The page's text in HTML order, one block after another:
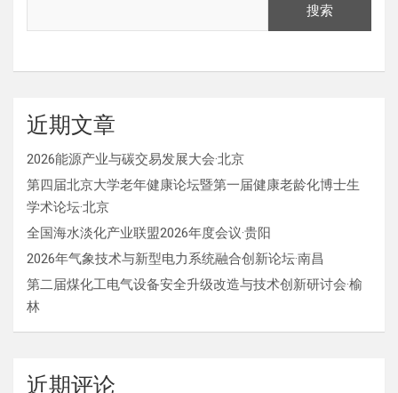
搜索
近期文章
2026能源产业与碳交易发展大会·北京
第四届北京大学老年健康论坛暨第一届健康老龄化博士生
学术论坛·北京
全国海水淡化产业联盟2026年度会议·贵阳
2026年气象技术与新型电力系统融合创新论坛·南昌
第二届煤化工电气设备安全升级改造与技术创新研讨会·榆
林
近期评论